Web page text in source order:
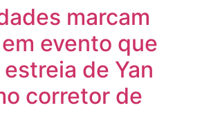
marcam
evento que
de Yan
corretor de